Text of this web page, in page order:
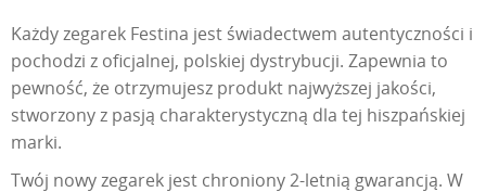
Każdy zegarek Festina jest świadectwem autentyczności i
pochodzi z oficjalnej, polskiej dystrybucji. Zapewnia to
pewność, że otrzymujesz produkt najwyższej jakości,
stworzony z pasją charakterystyczną dla tej hiszpańskiej
marki.
Twój nowy zegarek jest chroniony 2-letnią gwarancją. W